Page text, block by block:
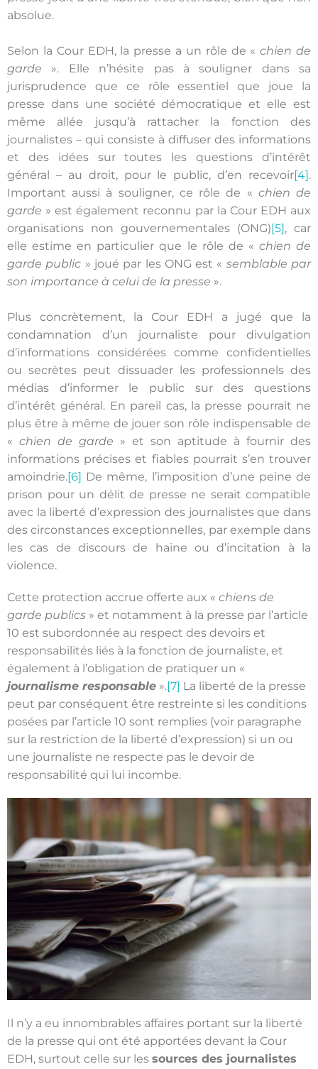
absolue.
Selon la Cour EDH, la presse a un rôle de «chien de
garde ». Elle n’hésite pas à souligner dans sa
jurisprudence que ce rôle essentiel que joue la
presse dans une société démocratique et elle est
même allée jusqu’à rattacher la fonction des
journalistes – qui consiste à diffuser des informations
et des idées sur toutes les questions d’intérêt
général – au droit, pour le public, d’en recevoir[4].
Important aussi à souligner, ce rôle de « chien de
garde » est également reconnu par la Cour EDH aux
organisations non gouvernementales (ONG)[5], car
elle estime en particulier que le rôle de « chien de
garde public » joué par les ONG est « semblable par
son importance à celui de la presse ».
Plus concrètement, la Cour EDH a jugé que la
condamnation d’un journaliste pour divulgation
d’informations considérées comme confidentielles
ou secrètes peut dissuader les professionnels des
médias d’informer le public sur des questions
d’intérêt général. En pareil cas, la presse pourrait ne
plus être à même de jouer son rôle indispensable de
« chien de garde » et son aptitude à fournir des
informations précises et fiables pourrait s’en trouver
amoindrie.[6] De même, l’imposition d’une peine de
prison pour un délit de presse ne serait compatible
avec la liberté d’expression des journalistes que dans
des circonstances exceptionnelles, par exemple dans
les cas de discours de haine ou d’incitation à la
violence.
Cette protection accrue offerte aux « chiens de
garde publics » et notamment à la presse par l’article
10 est subordonnée au respect des devoirs et
responsabilités liés à la fonction de journaliste, et
également à l’obligation de pratiquer un «
journalisme responsable ».[7] La liberté de la presse
peut par conséquent être restreinte si les conditions
posées par l’article 10 sont remplies (voir paragraphe
sur la restriction de la liberté d’expression) si un ou
une journaliste ne respecte pas le devoir de
responsabilité qui lui incombe.
Il n’y a eu innombrables affaires portant sur la liberté
de la presse qui ont été apportées devant la Cour
EDH, surtout celle sur les sources des journalistes